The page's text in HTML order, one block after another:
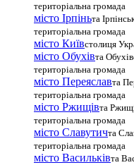
територіальна громада
місто Ірпіньта
територіальна громада
місто Київстолиця
місто Обухівта
територіальна громада
місто Переяславта
територіальна громада
місто Ржищівта
територіальна громада
місто Славутичта
територіальна громада
місто Василькiвта